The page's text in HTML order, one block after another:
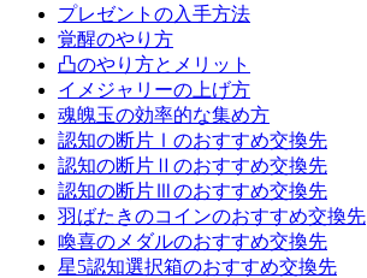
プレゼントの入手方法
覚醒のやり方
凸のやり方とメリット
イメジャリーの上げ方
魂魄玉の効率的な集め方
認知の断片Ⅰのおすすめ交換先
認知の断片Ⅱのおすすめ交換先
認知の断片Ⅲのおすすめ交換先
羽ばたきのコインのおすすめ交換先
喚喜のメダルのおすすめ交換先
星5認知選択箱のおすすめ交換先